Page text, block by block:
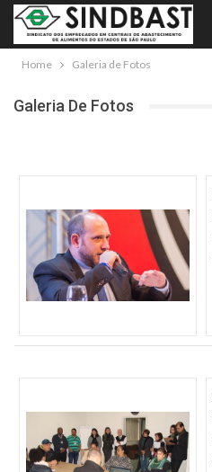
Home Galeria de Fotos
Galeria De Fotos